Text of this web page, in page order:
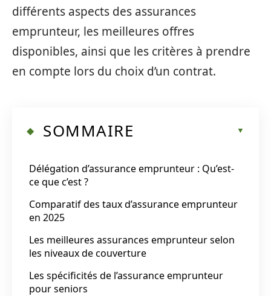
différents aspects des assurances
emprunteur, les meilleures offres
disponibles, ainsi que les critères à prendre
en compte lors du choix d’un contrat.
SOMMAIRE
Délégation d’assurance emprunteur : Qu’est-
ce que c’est ?
Comparatif des taux d’assurance emprunteur
en 2025
Les meilleures assurances emprunteur selon
les niveaux de couverture
Les spécificités de l’assurance emprunteur
pour seniors